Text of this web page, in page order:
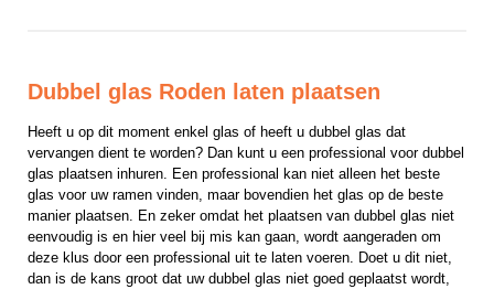
Dubbel glas Roden laten plaatsen
Heeft u op dit moment enkel glas of heeft u dubbel glas dat
vervangen dient te worden? Dan kunt u een professional voor dubbel
glas plaatsen inhuren. Een professional kan niet alleen het beste
glas voor uw ramen vinden, maar bovendien het glas op de beste
manier plaatsen. En zeker omdat het plaatsen van dubbel glas niet
eenvoudig is en hier veel bij mis kan gaan, wordt aangeraden om
deze klus door een professional uit te laten voeren. Doet u dit niet,
dan is de kans groot dat uw dubbel glas niet goed geplaatst wordt,